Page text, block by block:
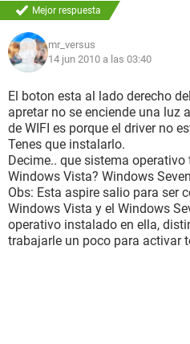
Mejor respuesta
mr_versus
14 jun 2010 a las 03:40
El boton esta al lado derecho
apretar no se enciende una luz
de WIFI es porque el driver no
Tenes que instalarlo.
Decime.. que sistema operativo
Windows Vista? Windows
Obs: Esta aspire salio para ser
Windows Vista y el Windows
operativo instalado en ella,
trabajarle un poco para activar